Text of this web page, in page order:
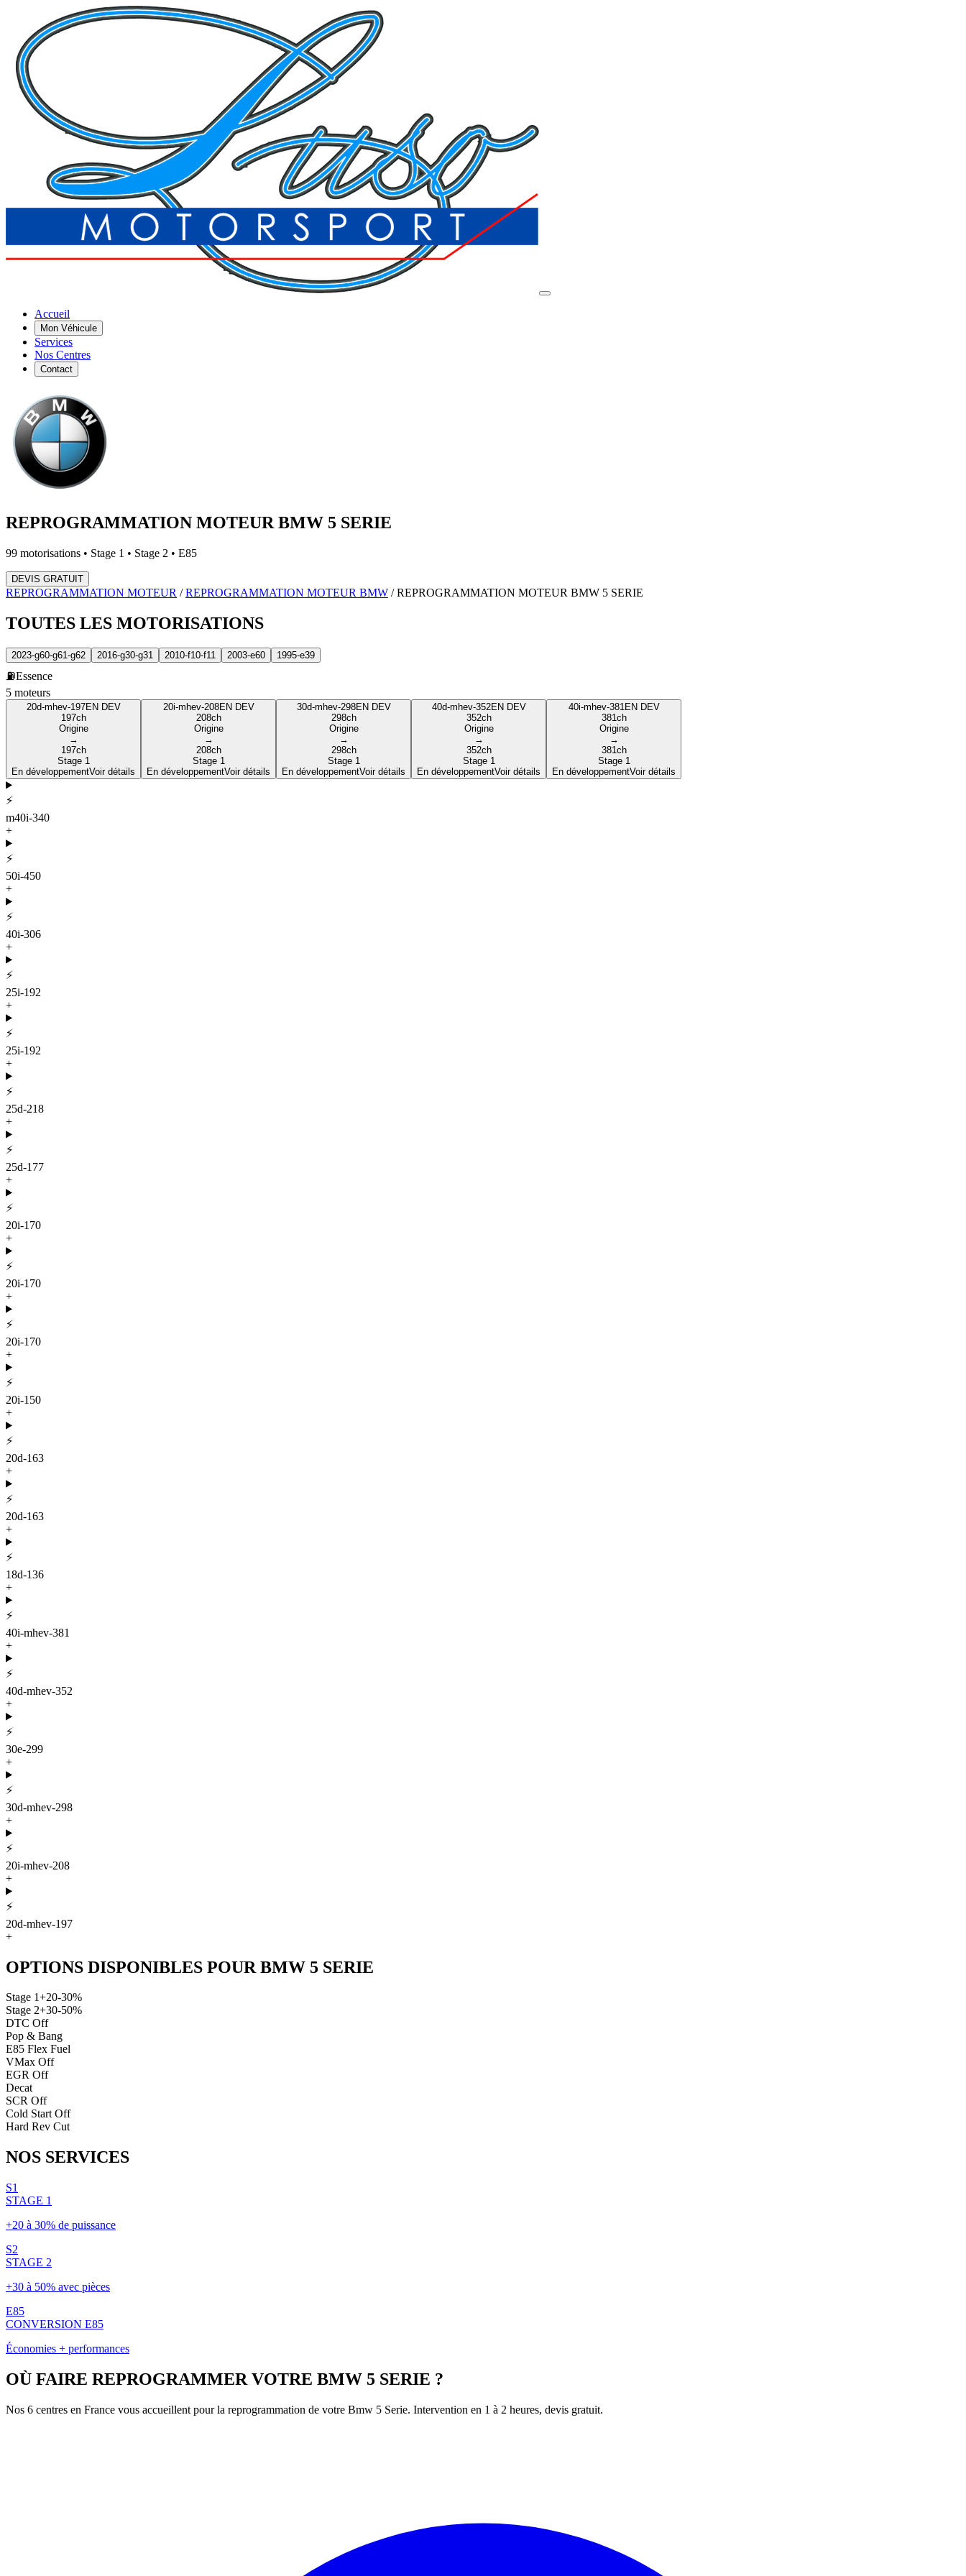
Accueil
Mon Véhicule
Services
Nos Centres
Contact
REPROGRAMMATION MOTEUR BMW 5 SERIE
99 motorisations • Stage 1 • Stage 2 • E85
DEVIS GRATUIT
REPROGRAMMATION MOTEUR /REPROGRAMMATION MOTEUR BMW /REPROGRAMMATION MOTEUR BMW 5 SERIE
TOUTES LES MOTORISATIONS
2023-g60-g61-g62 2016-g30-g31 2010-f10-f11 2003-e60 1995-e39
⛽Essence
5 moteurs
20d-mhev-197EN DEV
197ch
Origine
→
197ch
Stage 1
En développementVoir détails
20i-mhev-208EN DEV
208ch
Origine
→
208ch
Stage 1
En développementVoir détails
30d-mhev-298EN DEV
298ch
Origine
→
298ch
Stage 1
En développementVoir détails
40d-mhev-352EN DEV
352ch
Origine
→
352ch
Stage 1
En développementVoir détails
40i-mhev-381 EN DEV
381ch
Origine
→
381ch
Stage 1
En développementVoir détails
⚡
m40i-340
+
⚡
50i-450
+
⚡
40i-306
+
⚡
25i-192
+
⚡
25i-192
+
⚡
25d-218
+
⚡
25d-177
+
⚡
20i-170
+
⚡
20i-170
+
⚡
20i-170
+
⚡
20i-150
+
⚡
20d-163
+
⚡
20d-163
+
⚡
18d-136
+
⚡
40i-mhev-381
+
⚡
40d-mhev-352
+
⚡
30e-299
+
⚡
30d-mhev-298
+
⚡
20i-mhev-208
+
⚡
20d-mhev-197
+
OPTIONS DISPONIBLES POUR BMW 5 SERIE
Stage 1+20-30%
Stage 2+30-50%
DTC Off
Pop & Bang
E85 Flex Fuel
VMax Off
EGR Off
Decat
SCR Off
Cold Start Off
Hard Rev Cut
NOS SERVICES
S1
STAGE 1
+20 à 30% de puissance
S2
STAGE 2
+30 à 50% avec pièces
E85
CONVERSION E85
Économies + performances
OÙ FAIRE REPROGRAMMER VOTRE BMW 5 SERIE ?
Nos 6 centres en France vous accueillent pour la reprogrammation de votre Bmw 5 Serie. Intervention en 1 à 2 heures, devis gratuit.